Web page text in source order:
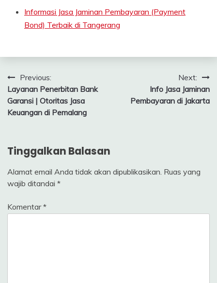
Informasi Jasa Jaminan Pembayaran (Payment
Bond) Terbaik di Tangerang
Navigasi
pos
Previous:
Layanan Penerbitan Bank
Garansi | Otoritas Jasa
Keuangan di Pemalang
Next:
Info Jasa Jaminan
Pembayaran di Jakarta
Tinggalkan Balasan
Alamat email Anda tidak akan dipublikasikan. Ruas yang
wajib ditandai *
Komentar*